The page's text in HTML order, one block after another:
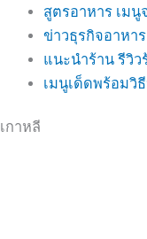
สูตรอาหาร เมนู
ข่าวธุรกิจอาหาร
แนะนำร้าน รีวิว
เมนูเด็ดพร้อมวิ
เกาหลี